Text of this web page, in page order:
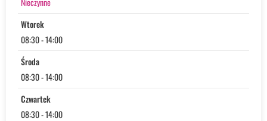
Wtorek
08:30 - 14:00
Środa
08:30 - 14:00
Czwartek
08:30 - 14:00